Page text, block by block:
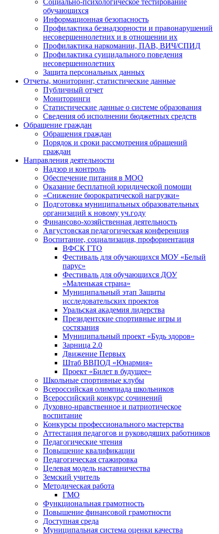
Социально-психологическое тестирование
обучающихся
Информационная безопасность
Профилактика безнадзорности и правонарушений
несовершеннолетних и в отношении их
Профилактика наркомании, ПАВ, ВИЧ/СПИД
Профилактика суицидального поведения
несовершеннолетних
Защита персональных данных
Отчеты, мониторинг, статистические данные
Публичный отчет
Мониторинги
Статистические данные о системе образования
Сведения об исполнении бюджетных средств
Обращение граждан
Обращения граждан
Порядок и сроки рассмотрения обращений
граждан
Направления деятельности
Надзор и контроль
Обеспечение питания в МОО
Оказание бесплатной юридической помощи
«Снижение бюрократической нагрузки»
Подготовка муниципальных образовательных
организаций к новому уч.году
Финансово-хозяйственная деятельность
Августовская педагогическая конференция
Воспитание, социализация, профориентация
ВФСК ГТО
Фестиваль для обучающихся МОУ «Белый
парус»
Фестиваль для обучающихся ДОУ
«Маленькая страна»
Муниципальный этап Защиты
исследовательских проектов
Уральская академия лидерства
Президентские спортивные игры и
состязания
Муниципальный проект «Будь здоров»
Зарница 2.0
Движение Первых
Штаб ВВПОД «Юнармия»
Проект «Билет в будущее»
Школьные спортивные клубы
Всероссийская олимпиада школьников
Всероссийский конкурс сочинений
Духовно-нравственное и патриотическое
воспитание
Конкурсы профессионального мастерства
Аттестация педагогов и руководящих работников
Педагогические чтения
Повышение квалификации
Педагогическая стажировка
Целевая модель наставничества
Земский учитель
Методическая работа
ГМО
Функциональная грамотность
Повышение финансовой грамотности
Доступная среда
Муниципальная система оценки качества